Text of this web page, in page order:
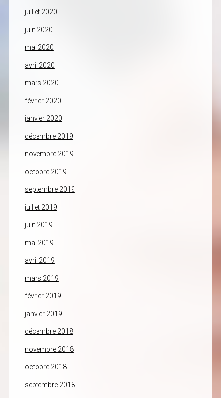
juillet 2020
juin 2020
mai 2020
avril 2020
mars 2020
février 2020
janvier 2020
décembre 2019
novembre 2019
octobre 2019
septembre 2019
juillet 2019
juin 2019
mai 2019
avril 2019
mars 2019
février 2019
janvier 2019
décembre 2018
novembre 2018
octobre 2018
septembre 2018